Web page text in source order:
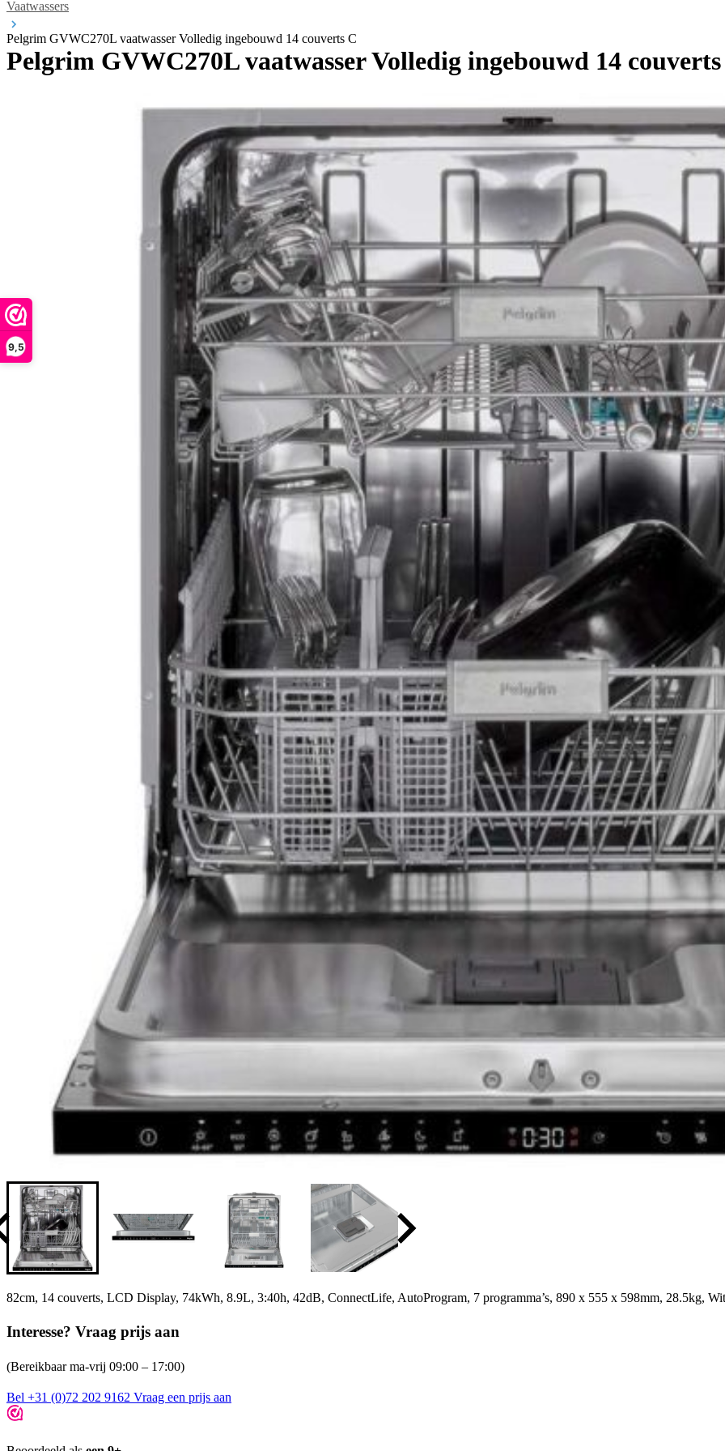
9,5
Vaatwassers
Pelgrim GVWC270L vaatwasser Volledig ingebouwd 14 couverts C
Pelgrim GVWC270L vaatwasser Volledig ingebouwd 14
82cm, 14 couverts, LCD Display, 74kWh, 8.9L, 3:40h, 42dB, ConnectLife, AutoProgram, 7 programma’s, 890 x 555 x 598mm, 28.5kg, Wit
Interesse? Vraag prijs aan
(Bereikbaar ma-vrij 09:00 – 17:00)
Bel +31 (0)72 202 9162 Vraag een prijs aan